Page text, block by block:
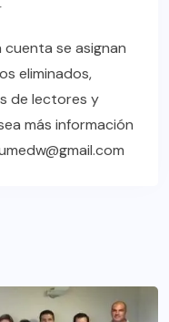
se asignan
eliminados,
de lectores y
más información